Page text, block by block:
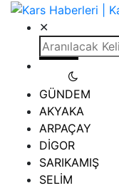
✕
GÜNDEM
AKYAKA
ARPAÇAY
DİGOR
SARIKAMIŞ
SELİM